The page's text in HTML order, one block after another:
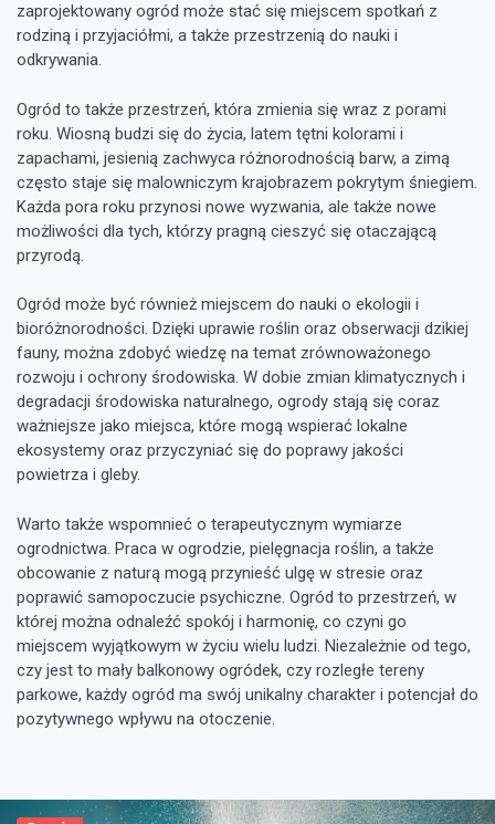
zaprojektowany ogród może stać się miejscem spotkań z
rodziną i przyjaciółmi, a także przestrzenią do nauki i
odkrywania.
Ogród to także przestrzeń, która zmienia się wraz z porami
roku. Wiosną budzi się do życia, latem tętni kolorami i
zapachami, jesienią zachwyca różnorodnością barw, a zimą
często staje się malowniczym krajobrazem pokrytym śniegiem.
Każda pora roku przynosi nowe wyzwania, ale także nowe
możliwości dla tych, którzy pragną cieszyć się otaczającą
przyrodą.
Ogród może być również miejscem do nauki o ekologii i
bioróżnorodności. Dzięki uprawie roślin oraz obserwacji dzikiej
fauny, można zdobyć wiedzę na temat zrównoważonego
rozwoju i ochrony środowiska. W dobie zmian klimatycznych i
degradacji środowiska naturalnego, ogrody stają się coraz
ważniejsze jako miejsca, które mogą wspierać lokalne
ekosystemy oraz przyczyniać się do poprawy jakości
powietrza i gleby.
Warto także wspomnieć o terapeutycznym wymiarze
ogrodnictwa. Praca w ogrodzie, pielęgnacja roślin, a także
obcowanie z naturą mogą przynieść ulgę w stresie oraz
poprawić samopoczucie psychiczne. Ogród to przestrzeń, w
której można odnaleźć spokój i harmonię, co czyni go
miejscem wyjątkowym w życiu wielu ludzi. Niezależnie od tego,
czy jest to mały balkonowy ogródek, czy rozległe tereny
parkowe, każdy ogród ma swój unikalny charakter i potencjał do
pozytywnego wpływu na otoczenie.